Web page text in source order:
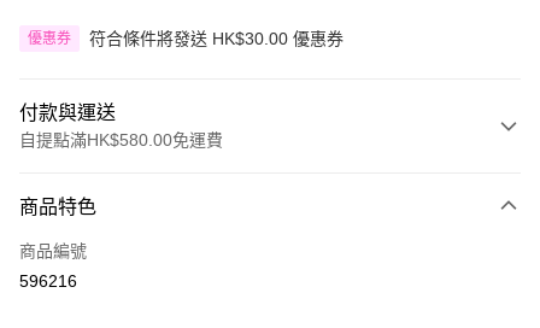
優惠券 符合條件將發送 HK$30.00 優惠券
付款與運送
自提點滿HK$580.00免運費
信用卡
Apple Pay
商品特色
商品編號
596216